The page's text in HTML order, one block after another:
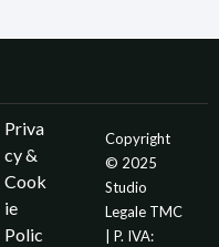
Priva
cy &
Cook
ie
Polic
Copyright
© 2025
Studio
Legale TMC
| P. IVA: